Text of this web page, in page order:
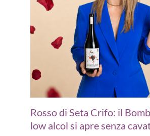
Rosso di Seta Crifo: il
low alcol si apre senza